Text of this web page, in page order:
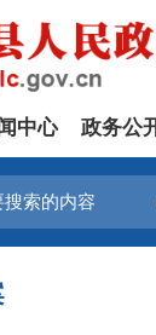
中心 政务公